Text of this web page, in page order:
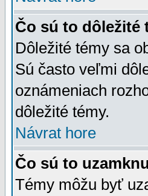
Čo sú to dôležité
Dôležité témy sa
Sú často veľmi
oznámeniach
dôležité témy.
Návrat hore
Čo sú to
Témy môžu byť